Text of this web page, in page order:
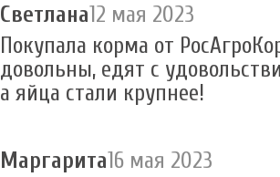
Светлана12 мая 2023
Покупала корма от
довольны, едят с
а яйца стали крупнее!
Маргарита16 мая 2023